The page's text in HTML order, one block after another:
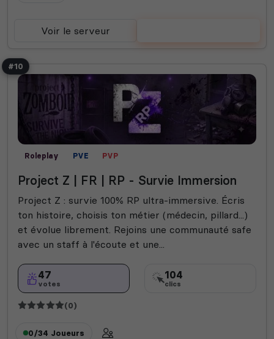
Voir le serveur
#10
Roleplay PVE PVP
Project Z | FR | RP - Survie Immersion
Project Z : survie 100% RP ultra-immersive. Écris
ton histoire, choisis ton métier (médecin, pillard...)
et évolue librement. Rejoins une communauté safe
avec un staff à l'écoute et une...
47
votes
104
clics
(0)
0/34 Joueurs